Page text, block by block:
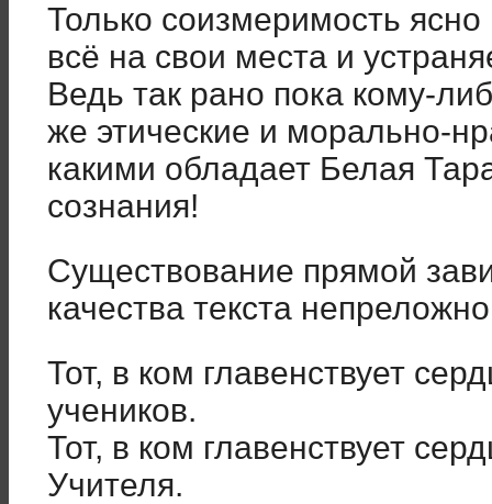
Только соизмеримость ясно
всё на свои места и
Ведь так рано пока кому-
же этические и морально-
какими обладает Белая
сознания!
Существование прямой
качества текста
Тот, в ком главенствует
учеников.
Тот, в ком главенствует
Учителя.